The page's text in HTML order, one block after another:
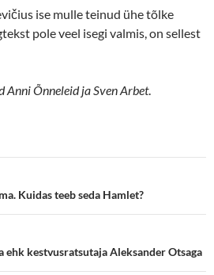
ise mulle teinud ühe tõlke
pole veel isegi valmis, on sellest
Anni Õnneleid ja Sven Arbet.
Kuidas teeb seda Hamlet?
ehk kestvusratsutaja Aleksander Otsaga